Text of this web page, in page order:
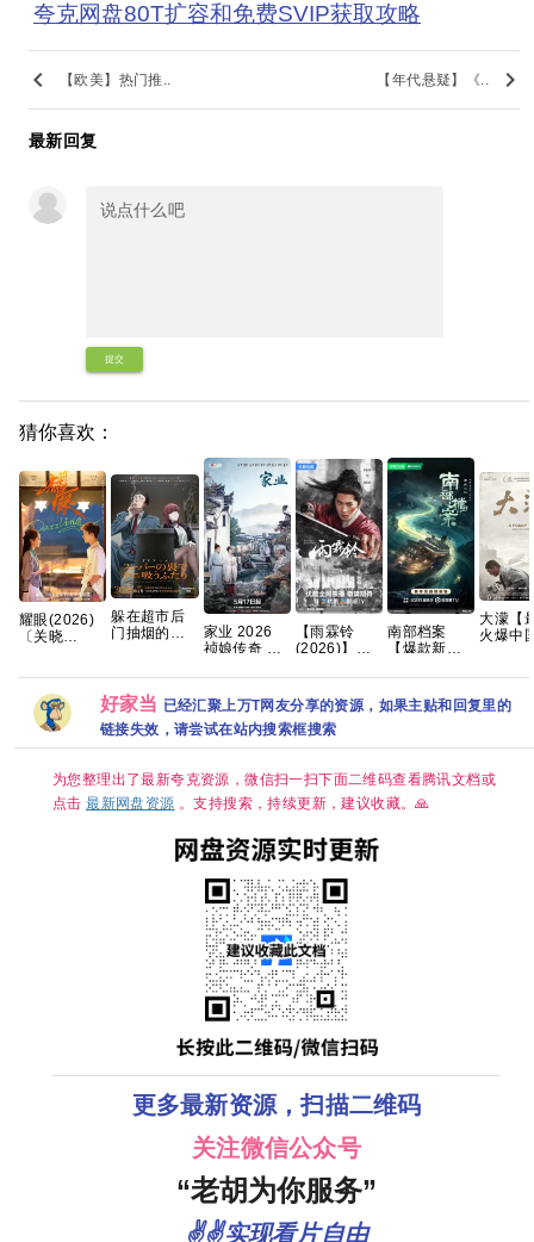
夸克网盘80T扩容和免费SVIP获取攻略
keyboard_arrow_left 【欧美】热门推.. 【年代悬疑】《.. keyboard_arrow_right
最新回复
提交
猜你喜欢：
耀眼(2026)
〔关晓
百度网盘资
源【单集0.8
～3GB】
躲在超市后
门抽烟的两
家业 2026
祯娘传奇 古
杨紫 韩东君
已更最新 夸
克
【雨霖铃
(2026)】
更新】
【1080P高
码】【国语
中字】【单
集/1G】【大
侠 / 古装】
【主演: 杨洋
/ 章若楠 / 方
南部档案
【爆款新剧
【共33集/4K
超清臻彩 DV
HDR】 【张
兮｜奇幻/冒
大濛【
火爆中
🐴奖✨
影片、
项大奖
好家当 已经汇聚上万T网友分享的资源，如果主贴和回复里的
链接失效，请尝试在站内搜索框搜索
为您整理出了最新夸克资源，微信扫一扫下面二维码查看腾讯文档或
点击最新网盘资源 。支持搜索，持续更新，建议收藏。🙏
更多最新资源，扫描二维码
关注微信公众号
“老胡为你服务”
✌✌实现看片自由